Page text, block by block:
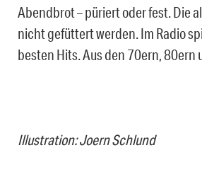
Abendbrot – püriert oder fest. Die
nicht gefüttert werden. Im Radio
besten Hits. Aus den 70ern, 80ern
Illustration: Joern Schlund